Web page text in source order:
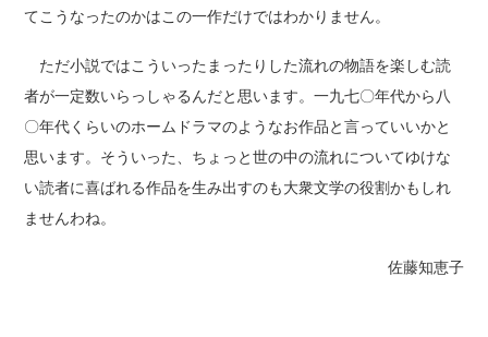
てこうなったのかはこの一作だけではわかりません。
ただ小説ではこういったまったりした流れの物語を楽しむ読
者が一定数いらっしゃるんだと思います。一九七〇年代から八
〇年代くらいのホームドラマのようなお作品と言っていいかと
思います。そういった、ちょっと世の中の流れについてゆけな
い読者に喜ばれる作品を生み出すのも大衆文学の役割かもしれ
ませんわね。
佐藤知恵子